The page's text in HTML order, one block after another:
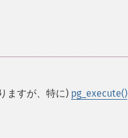
ますが、特に) pg_execute()